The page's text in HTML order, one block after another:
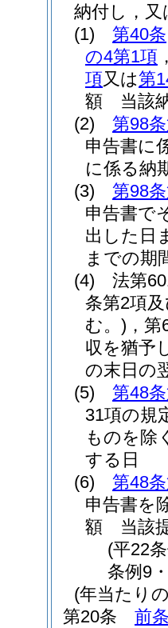
納付し，
(1)
第40条
の4第1項
項又は第
額 当該
(2)
第98
申告書に
に係る納
(3)
第98
申告書で
出した日
までの期
(4)
法第
条第2項
む。) ，
収を猶予
の末日の
(5)
第48
31項の規
ものを除
する日
(6)
第48
申告書を
額 当該
(平22
条例9
(年当たり
第20条
前